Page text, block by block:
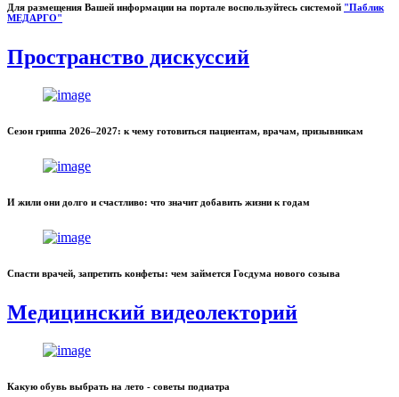
Для размещения Вашей информации на портале воспользуйтесь системой "Паблик
МЕДАРГО"
Пространство дискуссий
Сезон гриппа 2026–2027: к чему готовиться пациентам, врачам, призывникам
И жили они долго и счастливо: что значит добавить жизни к годам
Спасти врачей, запретить конфеты: чем займется Госдума нового созыва
Медицинский видеолекторий
Какую обувь выбрать на лето - советы подиатра